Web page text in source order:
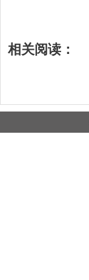
相关阅读：